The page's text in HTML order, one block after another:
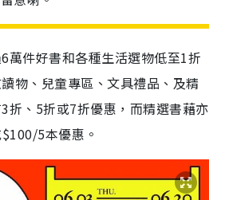
萬件好書和各種生活選物低至1折
物、兒童專區、文具禮品、及精
折、5折或7折優惠，而精選書藉亦
5本優惠。